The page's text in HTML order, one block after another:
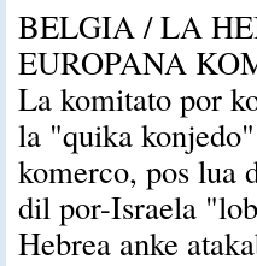
BELGIA / LA
EUROPANA
La komitato por
la "quika
komerco, pos lua
dil por-Israela
Hebrea anke